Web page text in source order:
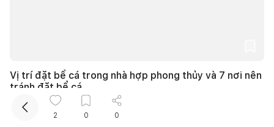
Vị trí đặt bể cá trong nhà hợp phong thủy và 7 nơi nên
tránh đặt bể cá
27/06/2026, lúc 20:07
2 0 0